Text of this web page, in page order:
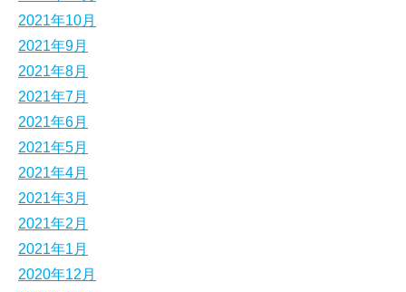
2021年10月
2021年9月
2021年8月
2021年7月
2021年6月
2021年5月
2021年4月
2021年3月
2021年2月
2021年1月
2020年12月